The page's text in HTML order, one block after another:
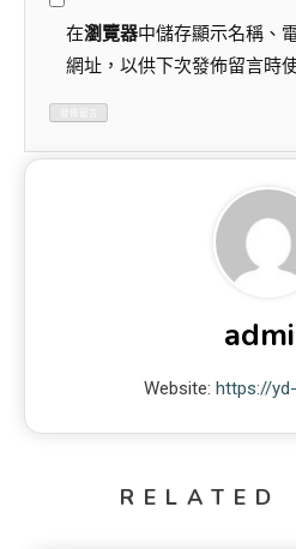
在瀏覽器中儲存顯示名稱、
網址，以供下次發佈留言時
Website: https://
RELATED